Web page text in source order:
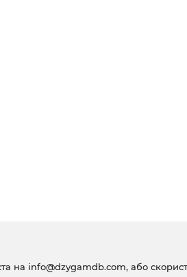
на info@dzygamdb.com, або